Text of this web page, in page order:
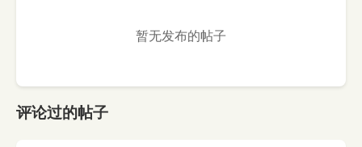
暂无发布的帖子
评论过的帖子